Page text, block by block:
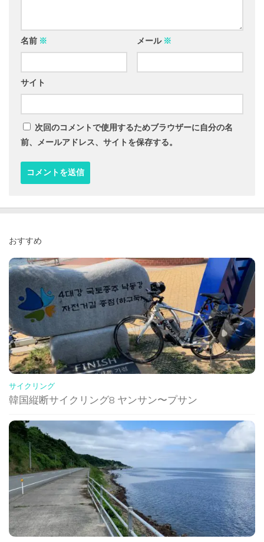
名前 ※ メール ※
サイト
次回のコメントで使用するためブラウザーに自分の名
前、メールアドレス、サイトを保存する。
おすすめ
サイクリング
韓国縦断サイクリング8 ヤンサン〜プサン